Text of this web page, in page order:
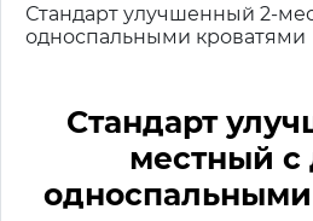
Стандарт улучшенный 2-
односпальными кроватями
Стандарт
местный с